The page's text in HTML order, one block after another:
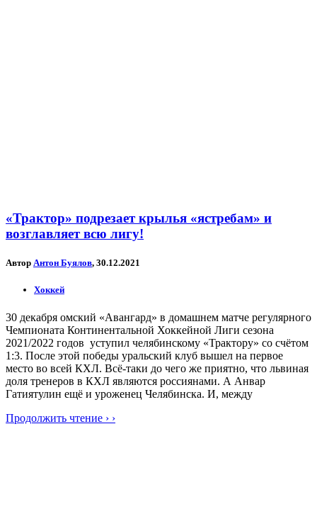
«Трактор» подрезает крылья «ястребам» и
возглавляет всю лигу!
Автор Антон Буялов, 30.12.2021
Хоккей
30 декабря омский «Авангард» в домашнем матче регулярного
Чемпионата Континентальной Хоккейной Лиги сезона
2021/2022 годов уступил челябинскому «Трактору» со счётом
1:3. После этой победы уральский клуб вышел на первое
место во всей КХЛ. Всё-таки до чего же приятно, что львиная
доля тренеров в КХЛ являются россиянами. А Анвар
Гатиятулин ещё и уроженец Челябинска. И, между
Продолжить чтение › ›